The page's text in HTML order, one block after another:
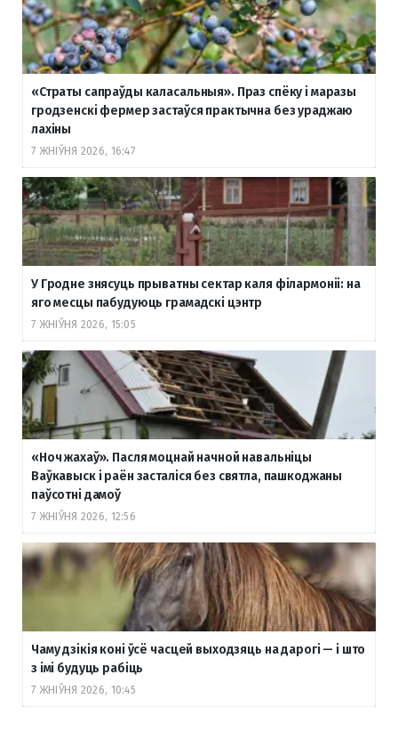
«Страты сапраўды каласальныя». Праз спёку і маразы
гродзенскі фермер застаўся практычна без ураджаю
лахіны
7 ЖНІЎНЯ 2026, 16:47
У Гродне знясуць прыватны сектар каля філармоніі: на
яго месцы пабудуюць грамадскі цэнтр
7 ЖНІЎНЯ 2026, 15:05
«Ноч жахаў». Пасля моцнай начной навальніцы
Ваўкавыск і раён засталіся без святла, пашкоджаны
паўсотні дамоў
7 ЖНІЎНЯ 2026, 12:56
Чаму дзікія коні ўсё часцей выходзяць на дарогі — і што
з імі будуць рабіць
7 ЖНІЎНЯ 2026, 10:45